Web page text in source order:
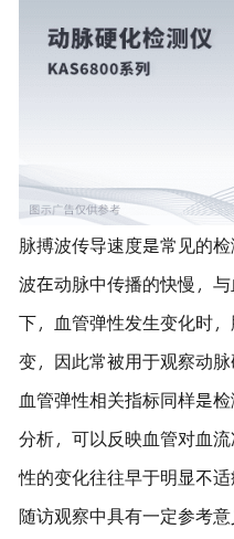
脉搏波传导速度是常见的
波在动脉中传播的快慢，
下，血管弹性发生变化时
变，因此常被用于观察动脉
血管弹性相关指标同样是
分析，可以反映血管对血
性的变化往往早于明显不
随访观察中具有一定参考意